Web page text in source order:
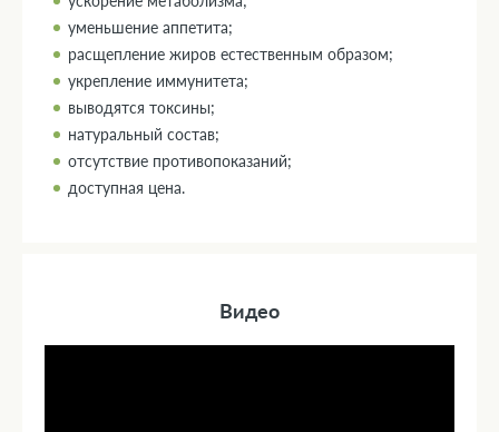
уменьшение аппетита;
расщепление жиров естественным образом;
укрепление иммунитета;
выводятся токсины;
натуральный состав;
отсутствие противопоказаний;
доступная цена.
Видео